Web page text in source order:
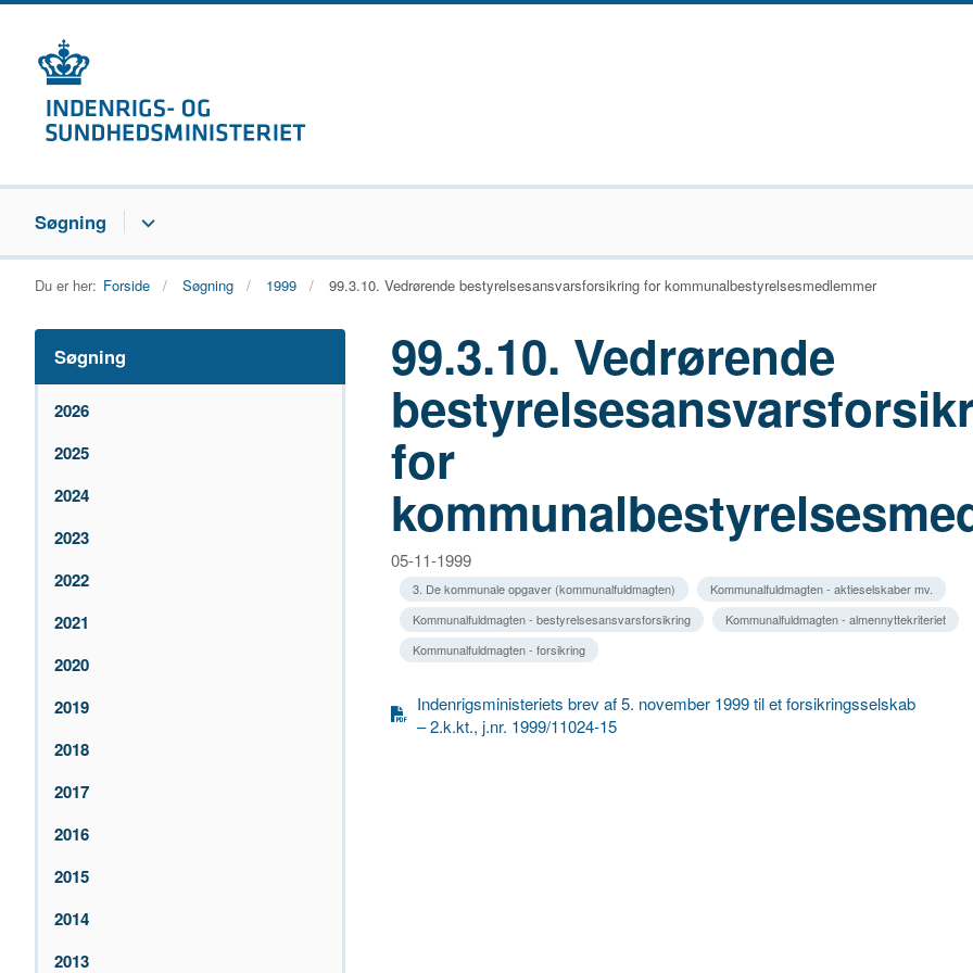
Søgning
Du er her: Forside Søgning 1999 99.3.10. Vedrørende bestyrelsesansvarsforsikring for kommunalbestyrelsesmedlemmer
Søgning
2026
2025
2024
2023
2022
2021
2020
2019
2018
2017
2016
2015
2014
2013
99.3.10. Vedrørende
for
05-11-1999
3. De kommunale opgaver (kommunalfuldmagten)
Kommunalfuldmagten - aktieselskaber mv.
Kommunalfuldmagten - bestyrelsesansvarsforsikring
Kommunalfuldmagten - almennyttekriteriet
Kommunalfuldmagten - forsikring
Indenrigsministeriets brev af 5. november 1999 til et forsikringsselskab
– 2.k.kt., j.nr. 1999/11024-15